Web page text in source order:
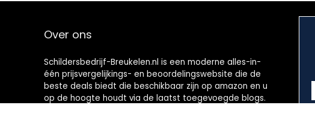
Over ons
Schildersbedrijf-Breukelen.nl is een moderne alles-in-
één prijsvergelijkings- en beoordelingswebsite die de
beste deals biedt die beschikbaar zijn op amazon en u
op de hoogte houdt via de laatst toegevoegde blogs.